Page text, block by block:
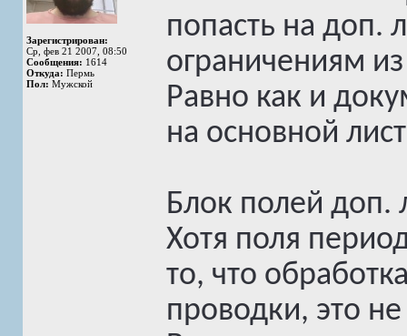
Зарегистрирован:
Ср, фев 21 2007, 08:50
Сообщения: 1614
Откуда: Пермь
Пол: Мужской
попасть на доп.
ограничениям
Равно как и
на основной
Блок полей доп.
Хотя поля
то, что
проводки, это не